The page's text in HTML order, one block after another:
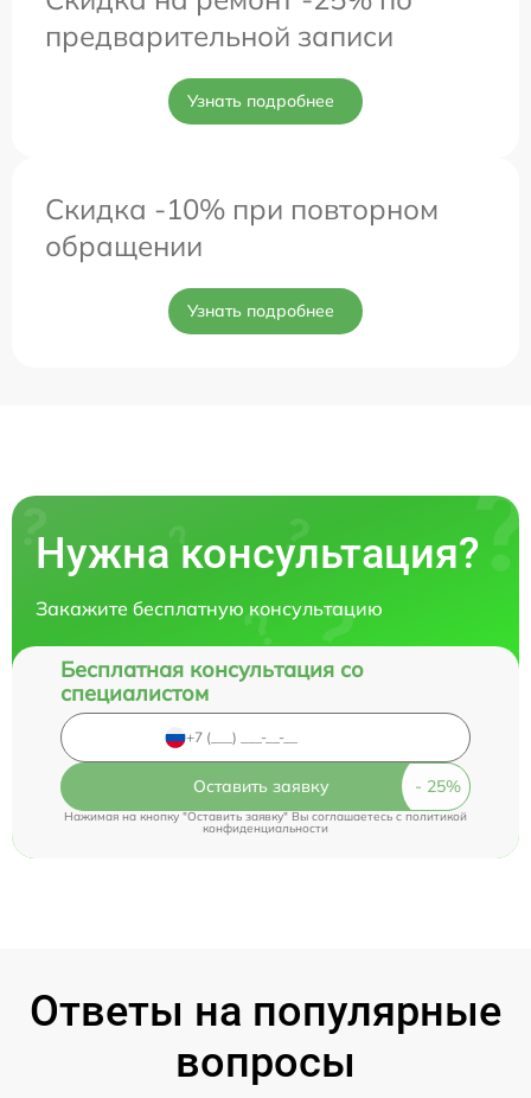
предварительной записи
Узнать подробнее
Скидка -10% при повторном
обращении
Узнать подробнее
Нужна консультация?
Закажите бесплатную консультацию
Бесплатная консультация со
специалистом
Оставить заявку
Нажимая на кнопку "Оставить заявку" Вы соглашаетесь cполитикой
конфиденциальности
Ответы на популярные
вопросы